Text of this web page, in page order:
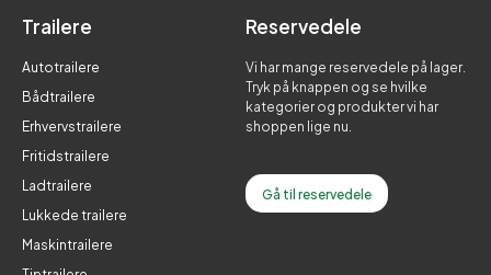
Trailere
Autotrailere
Bådtrailere
Erhvervstrailere
Fritidstrailere
Ladtrailere
Lukkede trailere
Maskintrailere
Reservedele
Vi har mange reservedele på lager.
Tryk på knappen og se hvilke
kategorier og produkter vi har
shoppen lige nu.
Gå til reservedele